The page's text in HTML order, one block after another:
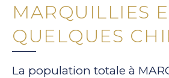
MARQUILLIES
QUELQUES
La population totale à